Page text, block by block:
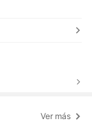
Ver más